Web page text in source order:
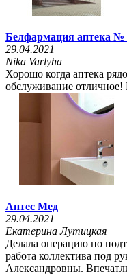
Белфармация аптека №
29.04.2021
Nika Varlyha
Хорошо когда аптека
обслуживание отличное!
Антес Мед
29.04.2021
Екатерина Лутицкая
Делала операцию по
работа коллектива под
Александровны.